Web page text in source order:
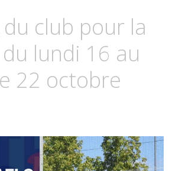
club pour la
lundi 16 au
22 octobre